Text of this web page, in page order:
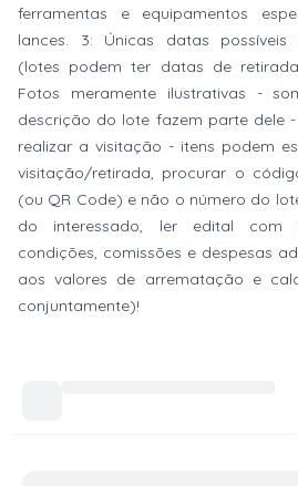
ferramentas e equipamentos
lances. 3: Únicas datas
(lotes podem ter datas de
Fotos meramente ilustrativas -
descrição do lote fazem parte dele
realizar a visitação - itens podem
visitação/retirada, procurar o
(ou QR Code) e não o número do
do interessado, ler edital com
condições, comissões e despesas
aos valores de arrematação e
conjuntamente)!